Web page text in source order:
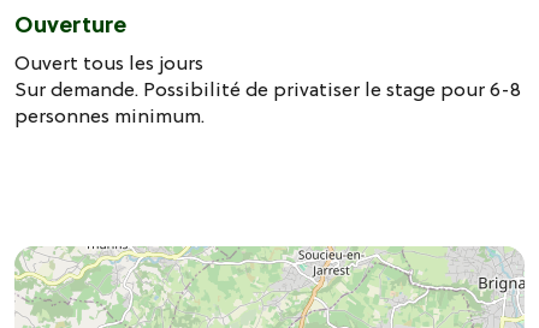
Ouverture
Ouvert tous les jours
Sur demande. Possibilité de privatiser le stage pour 6-8
personnes minimum.